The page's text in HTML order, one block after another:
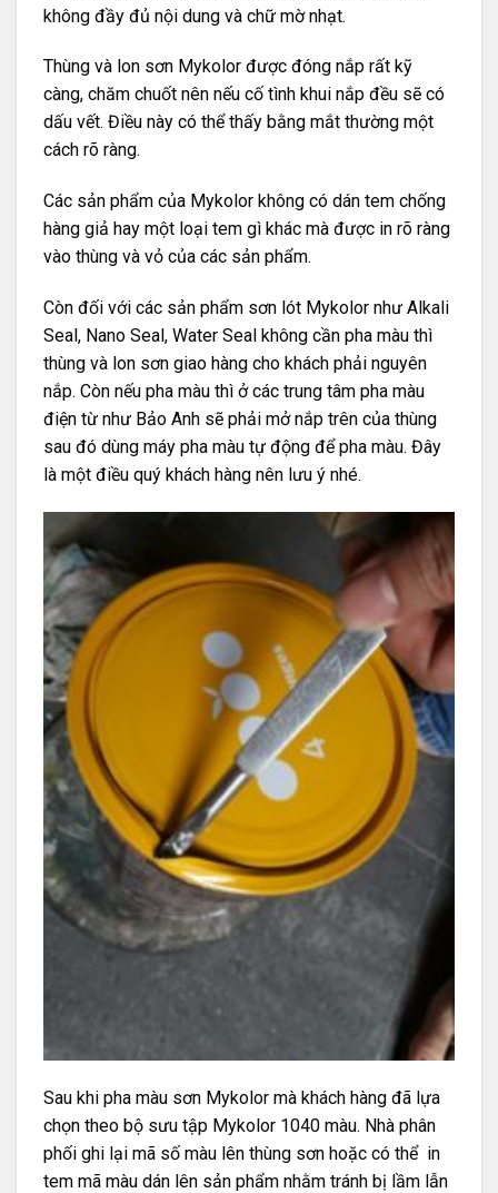
không đầy đủ nội dung và chữ mờ nhạt.
Thùng và lon sơn Mykolor được đóng nắp rất kỹ
càng, chăm chuốt nên nếu cố tình khui nắp đều sẽ có
dấu vết. Điều này có thể thấy bằng mắt thường một
cách rõ ràng.
Các sản phẩm của Mykolor không có dán tem chống
hàng giả hay một loại tem gì khác mà được in rõ ràng
vào thùng và vỏ của các sản phẩm.
Còn đối với các sản phẩm sơn lót Mykolor như Alkali
Seal, Nano Seal, Water Seal không cần pha màu thì
thùng và lon sơn giao hàng cho khách phải nguyên
nắp. Còn nếu pha màu thì ở các trung tâm pha màu
điện từ như Bảo Anh sẽ phải mở nắp trên của thùng
sau đó dùng máy pha màu tự động để pha màu. Đây
là một điều quý khách hàng nên lưu ý nhé.
Sau khi pha màu sơn Mykolor mà khách hàng đã lựa
chọn theo bộ sưu tập Mykolor 1040 màu. Nhà phân
phối ghi lại mã số màu lên thùng sơn hoặc có thể in
tem mã màu dán lên sản phẩm nhằm tránh bị lầm lẫn